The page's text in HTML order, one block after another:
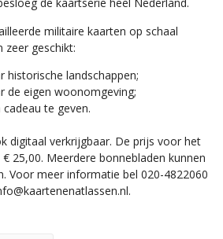
militaire kaarten op schaal
zeer geschikt:​
historische landschappen;
de eigen woonomgeving;
te geven.
digitaal verkrijgbaar. De prijs voor het
€ 25,00. Meerdere bonnebladen kunnen
Voor meer informatie bel 020-4822060